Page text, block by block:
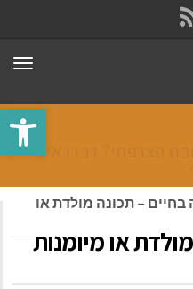
פתח
הצרפתי? דברו איתי
– תכונה מולדת או
או מיומנות